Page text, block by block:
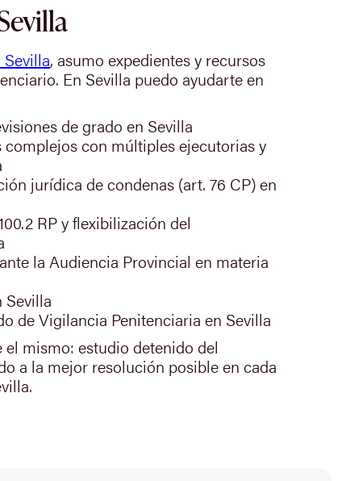
, asumo expedientes y recursos
En Sevilla puedo ayudarte en
de grado en Sevilla
complejos con múltiples ejecutorias y
jurídica de condenas (art. 76 CP) en
RP y flexibilización del
la Audiencia Provincial en materia
de Vigilancia Penitenciaria en Sevilla
mismo: estudio detenido del
a la mejor resolución posible en cada